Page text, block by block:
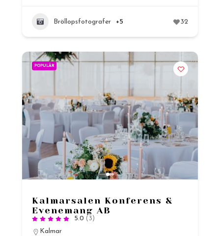
Bröllopsfotografer +5 32
POPULÄR
Kalmarsalen Konferens &
Evenemang AB
5.0 (3)
Kalmar